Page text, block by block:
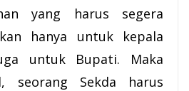
yang harus segera
hanya untuk kepala
untuk Bupati. Maka
seorang Sekda harus